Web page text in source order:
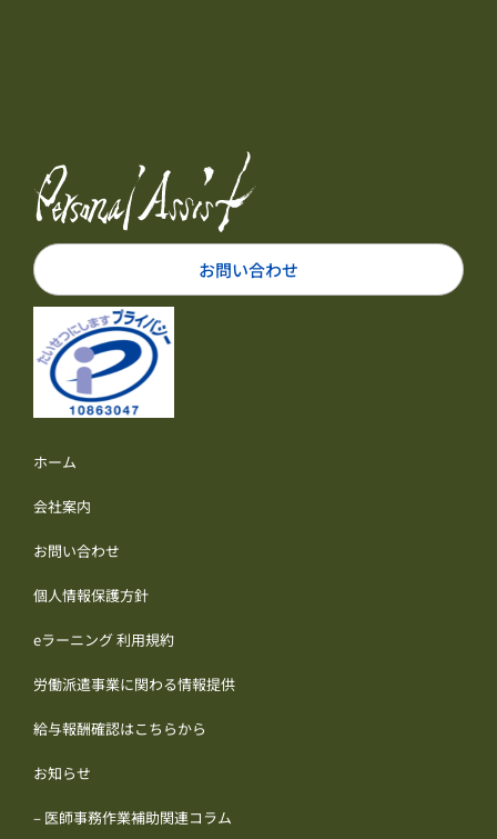
お問い合わせ
ホーム
会社案内
お問い合わせ
個人情報保護方針
eラーニング 利用規約
労働派遣事業に関わる情報提供
給与報酬確認はこちらから
お知らせ
– 医師事務作業補助関連コラム